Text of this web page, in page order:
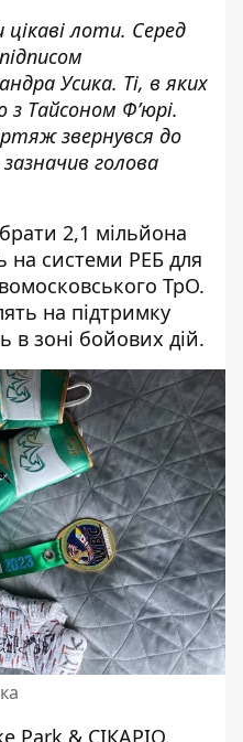
цікаві лоти. Серед
Усика. Ті, в яких
з Тайсоном Ф’юрі.
звернувся до
голова
2,1 мільйона
на системи РЕБ для
ТрО.
на підтримку
в зоні бойових дій.